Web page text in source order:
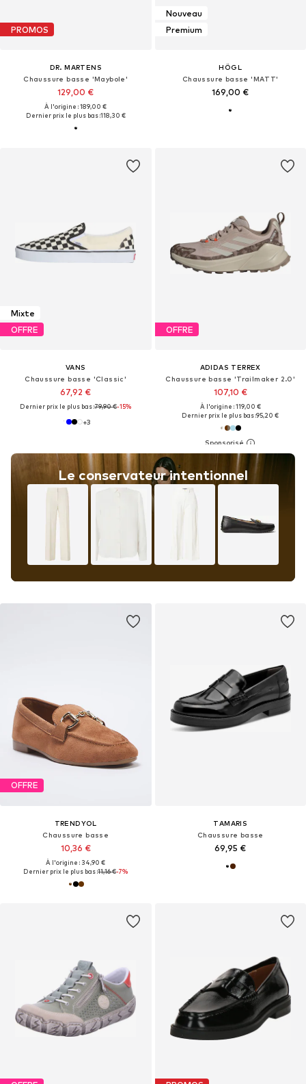
PROMOS
DR. MARTENS
Chaussure basse 'Maybole'
129,00 €
À l'origine : 189,00 €
Dernier prix le plus bas :118,30 €
Nouveau
Premium
HÖGL
Chaussure basse 'MATT'
169,00 €
Mixte
OFFRE
VANS
Chaussure basse 'Classic'
67,92 €
Dernier prix le plus bas :79,90 €-15%
+3
Le conservateur intentionnel
OFFRE
ADIDAS TERREX
Chaussure basse 'Trailmaker 2.0'
107,10 €
À l'origine : 119,00 €
Dernier prix le plus bas :95,20 €
OFFRE
TRENDYOL
Chaussure basse
10,36 €
À l'origine : 34,90 €
Dernier prix le plus bas :11,16 €-7%
TAMARIS
Chaussure basse
69,95 €